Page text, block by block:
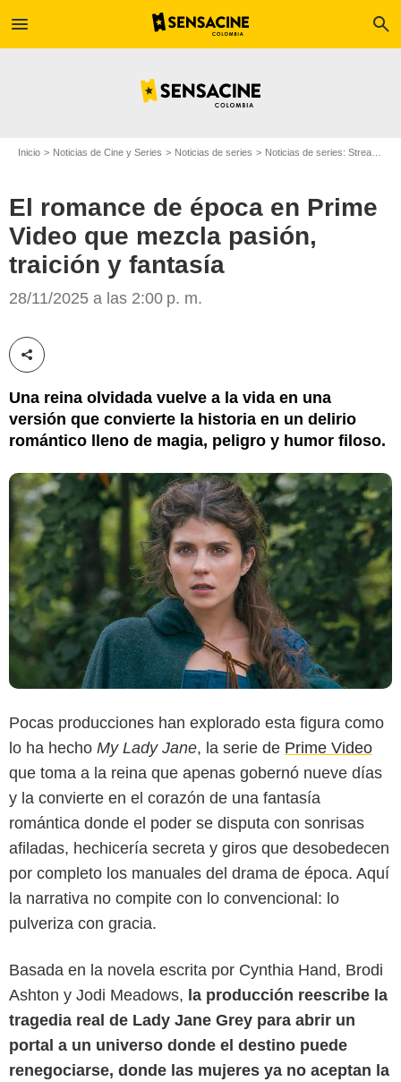
menu search
Inicio Noticias de Cine y Series Noticias de series Noticias de series: Streaming
El romance de época en Prime
Video que mezcla pasión,
traición y fantasía
28/11/2025 a las 2:00 p. m.
Compartir esta noticia
Una reina olvidada vuelve a la vida en una
versión que convierte la historia en un delirio
romántico lleno de magia, peligro y humor filoso.
Prime Video
Pocas producciones han explorado esta figura como
lo ha hecho My Lady Jane, la serie de Prime Video
que toma a la reina que apenas gobernó nueve días
y la convierte en el corazón de una fantasía
romántica donde el poder se disputa con sonrisas
afiladas, hechicería secreta y giros que desobedecen
por completo los manuales del drama de época. Aquí
la narrativa no compite con lo convencional: lo
pulveriza con gracia.
Basada en la novela escrita por Cynthia Hand, Brodi
Ashton y Jodi Meadows, la producción reescribe la
tragedia real de Lady Jane Grey para abrir un
portal a un universo donde el destino puede
renegociarse, donde las mujeres ya no aceptan la
Prime Video